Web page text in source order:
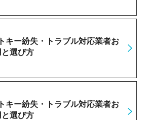
キー紛失・トラブル対応業者お
選び方
キー紛失・トラブル対応業者お
選び方